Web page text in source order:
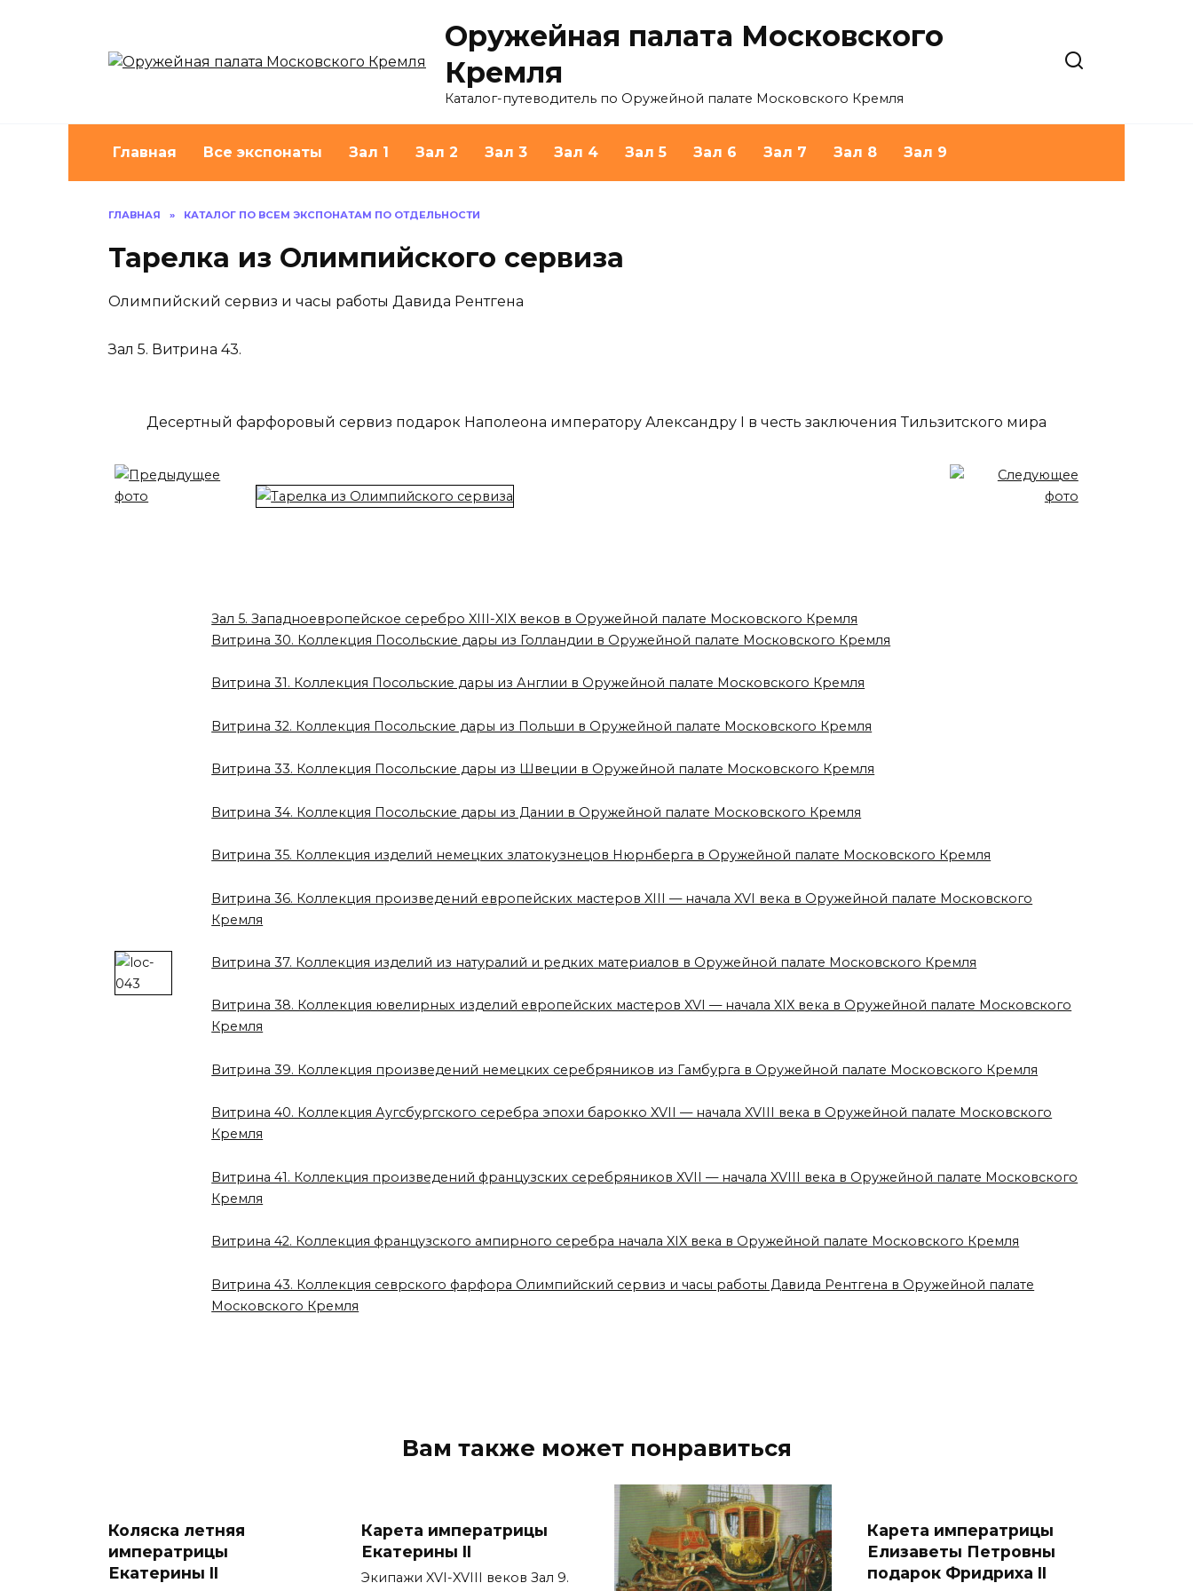
Оружейная палата Московского
Кремля
Каталог-путеводитель по Оружейной палате Московского Кремля
Главная Все экспонаты Зал 1 Зал 2 Зал 3 Зал 4 Зал 5 Зал 6 Зал 7 Зал 8 Зал 9
ГЛАВНАЯ » КАТАЛОГ ПО ВСЕМ ЭКСПОНАТАМ ПО ОТДЕЛЬНОСТИ
Тарелка из Олимпийского сервиза
Олимпийский сервиз и часы работы Давида Рентгена
Зал 5. Витрина 43.
Десертный фарфоровый сервиз подарок Наполеона императору Александру I в честь заключения Тильзитского мира
Зал 5. Западноевропейское серебро XIII-XIX веков в Оружейной палате Московского Кремля
Витрина 30. Коллекция Посольские дары из Голландии в Оружейной палате Московского Кремля
Витрина 31. Коллекция Посольские дары из Англии в Оружейной палате Московского Кремля
Витрина 32. Коллекция Посольские дары из Польши в Оружейной палате Московского Кремля
Витрина 33. Коллекция Посольские дары из Швеции в Оружейной палате Московского Кремля
Витрина 34. Коллекция Посольские дары из Дании в Оружейной палате Московского Кремля
Витрина 35. Коллекция изделий немецких златокузнецов Нюрнберга в Оружейной палате Московского Кремля
Витрина 36. Коллекция произведений европейских мастеров XIII — начала XVI века в Оружейной палате Московского
Кремля
Витрина 37. Коллекция изделий из натуралий и редких материалов в Оружейной палате Московского Кремля
Витрина 38. Коллекция ювелирных изделий европейских мастеров XVI — начала XIX века в Оружейной палате Московского
Кремля
Витрина 39. Коллекция произведений немецких серебряников из Гамбурга в Оружейной палате Московского Кремля
Витрина 40. Коллекция Аугсбургского серебра эпохи барокко XVII — начала XVIII века в Оружейной палате Московского
Кремля
Витрина 41. Коллекция произведений французских серебряников XVII — начала XVIII века в Оружейной палате Московского
Кремля
Витрина 42. Коллекция французского ампирного серебра начала XIX века в Оружейной палате Московского Кремля
Витрина 43. Коллекция севрского фарфора Олимпийский сервиз и часы работы Давида Рентгена в Оружейной палате
Московского Кремля
Вам также может понравиться
Коляска летняя
императрицы
Екатерины II
Карета императрицы
Екатерины II
Экипажи XVI-XVIII веков Зал 9.
Карета императрицы
Елизаветы Петровны
подарок Фридриха II